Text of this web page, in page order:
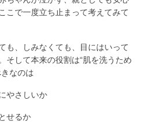
こで一度立ち止まって考えてみて
も、しみなくても、目にはいって
そして本来の役割は“肌を洗うため
なのは
やさしいか
せるか